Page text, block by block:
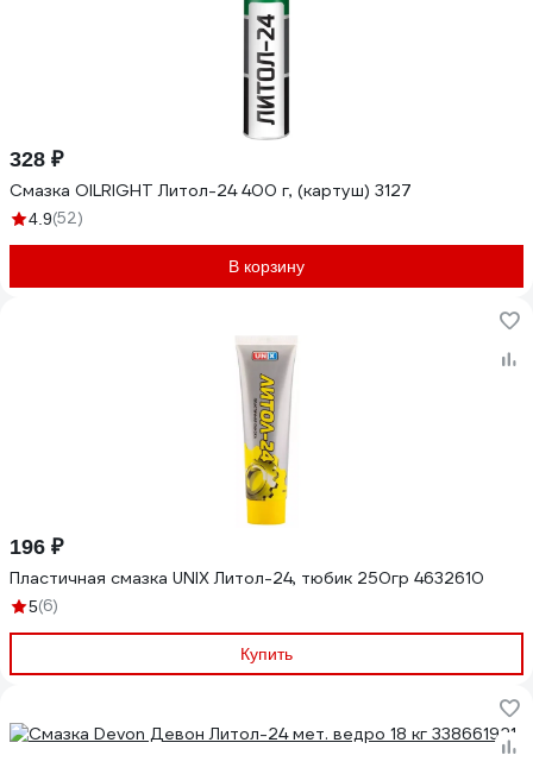
328 ₽
Смазка OILRIGHT Литол-24 400 г, (картуш) 3127
4.9(52)
В корзину
196 ₽
Пластичная смазка UNIX Литол-24, тюбик 250гр 4632610
5(6)
Купить